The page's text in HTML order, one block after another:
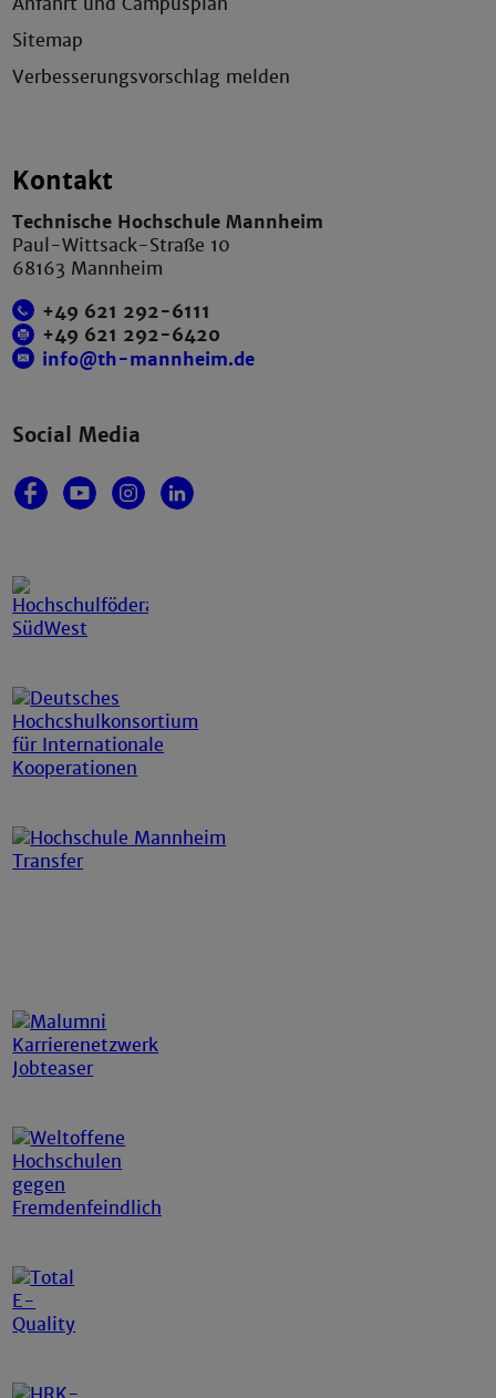
Sitemap
Verbesserungsvorschlag melden
Kontakt
Technische Hochschule Mannheim
Paul-Wittsack-Straße 10
68163 Mannheim
+49 621 292-6111
+49 621 292-6420
info@th-mannheim.de
Social Media